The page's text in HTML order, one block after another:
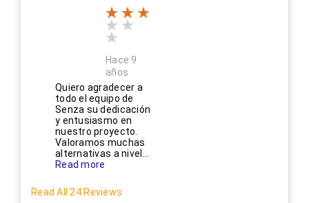
Hace 9
años
Quiero agradecer a
todo el equipo de
Senza su dedicación
y entusiasmo en
nuestro proyecto.
Valoramos muchas
alternativas a nivel...
Read more
Read All 24 Reviews